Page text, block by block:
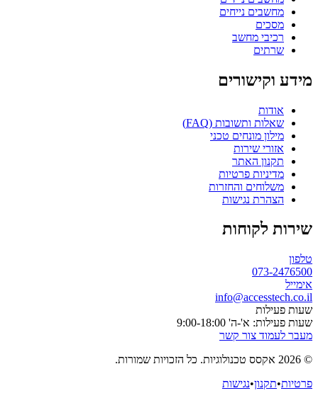
מחשבים נייחים
מסכים
רכיבי מחשב
שרתים
מידע וקישורים
אודות
שאלות ותשובות (FAQ)
מילון מונחים טכני
אזורי שירות
תקנון האתר
מדיניות פרטיות
משלוחים והחזרות
הצהרת נגישות
שירות לקוחות
טלפון
073-2476500
אימייל
info@accesstech.co.il
שעות פעילות
שעות פעילות: א'-ה' 9:00-18:00
מעבר לעמוד צור קשר
© 2026 אקסס טכנולוגיות. כל הזכויות שמורות.
פרטיות•תקנון•נגישות